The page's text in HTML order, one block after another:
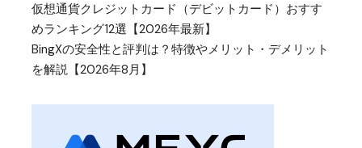
仮想通貨クレジットカード（デビットカード）おすす
めランキング12選【2026年最新】
BingXの安全性と評判は？特徴やメリット・デメリット
を解説【2026年8月】